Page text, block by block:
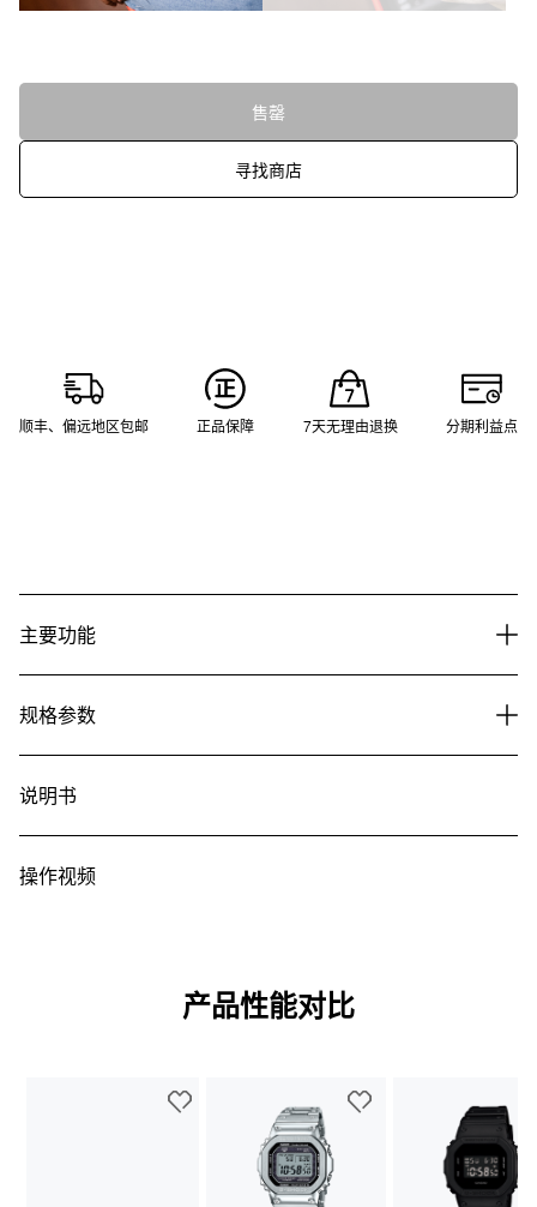
售罄
寻找商店
顺丰、偏远地区包邮 正品保障 7天无理由退换 分期利益点
主要功能
规格参数
说明书
操作视频
产品性能对比